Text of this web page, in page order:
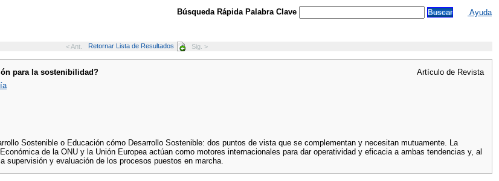
Búsqueda Rápida Palabra Clave Ayuda
< Ant. Retornar Lista de Resultados Sig. >
para la sostenibilidad?
Artículo de Revista
Sostenible o Educación cómo Desarrollo Sostenible: dos puntos de vista que se complementan y necesitan mutuamente. La
de la ONU y la Unión Europea actúan como motores internacionales para dar operatividad y eficacia a ambas tendencias y, al
supervisión y evaluación de los procesos puestos en marcha.